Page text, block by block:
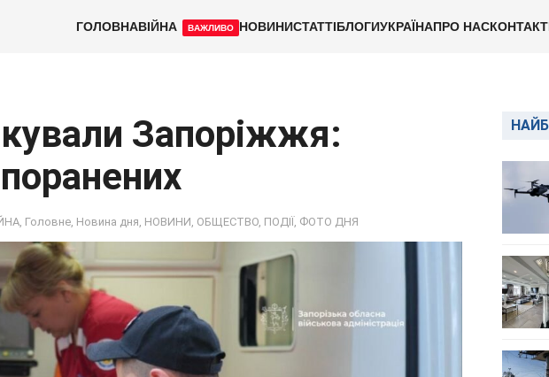
ГОЛОВНАВІЙНА ВАЖЛИВО НОВИНИСТАТТІБЛОГИУКРАЇНАПРО НАС
Запоріжжя:
Головне Новина дня НОВИНИ ОБЩЕСТВО ПОДІЇ ФОТО ДНЯ